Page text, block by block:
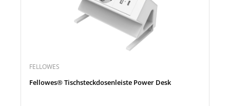
FELLOWES
Fellowes® Tischsteckdosenleiste Power Desk